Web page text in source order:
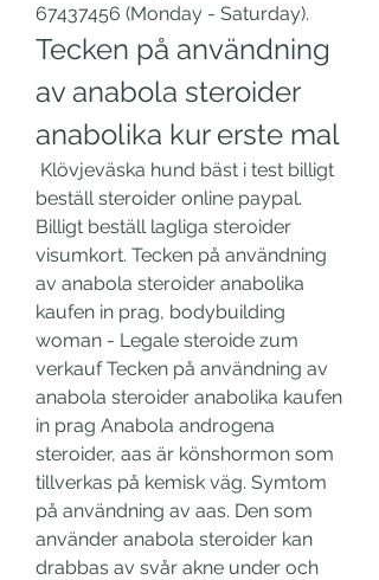
67437456 (Monday - Saturday).
Tecken på användning
av anabola steroider
anabolika kur erste mal
beställ steroider online paypal.
Billigt beställ lagliga steroider
visumkort. Tecken på användning
av anabola steroider anabolika
kaufen in prag, bodybuilding
woman - Legale steroide zum
verkauf Tecken på användning av
anabola steroider anabolika kaufen
in prag Anabola androgena
steroider, aas är könshormon som
tillverkas på kemisk väg. Symtom
på användning av aas. Den som
använder anabola steroider kan
drabbas av svår akne under och